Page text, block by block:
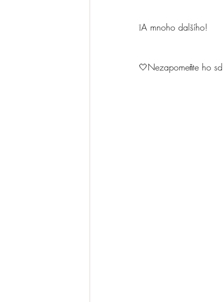
❕A mnoho dalšího!
🤍Nezapomeňte ho